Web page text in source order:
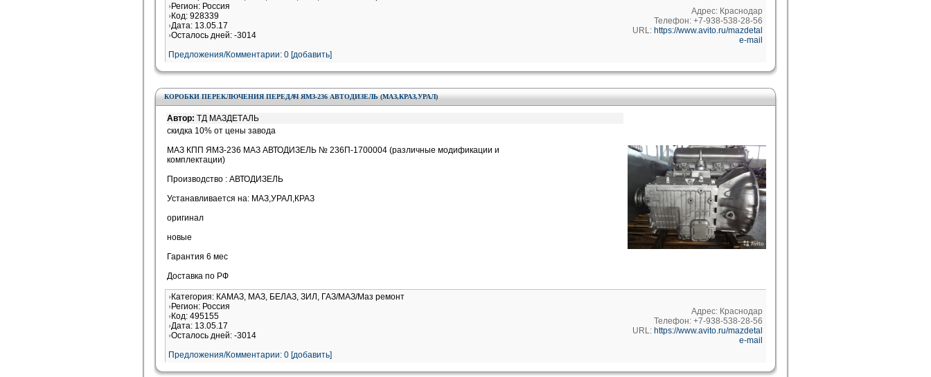
Регион: Россия
Код: 928339
Дата: 13.05.17
Осталось дней: -3014
Предложения/Комментарии: 0 [добавить]
Адрес: Краснодар
Телефон: +7-938-538-28-56
URL: https://www.avito.ru/mazdetal
e-mail
КОРОБКИ ПЕРЕКЛЮЧЕНИЯ ПЕРЕДАЧ ЯМЗ-236 АВТОДИЗЕЛЬ (МАЗ,КРАЗ,УРАЛ)
Автор: ТД МАЗДЕТАЛЬ
скидка 10% от цены завода
МАЗ КПП ЯМЗ-236 МАЗ АВТОДИЗЕЛЬ № 236П-1700004 (различные модификации и
комплектации)
Производство : АВТОДИЗЕЛЬ
Устанавливается на: МАЗ,УРАЛ,КРАЗ
оригинал
новые
Гарантия 6 мес
Доставка по РФ
Категория: КАМАЗ, МАЗ, БЕЛАЗ, ЗИЛ, ГАЗ/МАЗ/Маз ремонт
Регион: Россия
Код: 495155
Дата: 13.05.17
Осталось дней: -3014
Предложения/Комментарии: 0 [добавить]
Адрес: Краснодар
Телефон: +7-938-538-28-56
URL: https://www.avito.ru/mazdetal
e-mail